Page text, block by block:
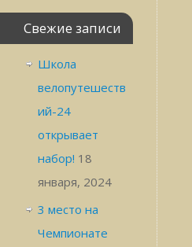
Свежие записи
Школа
велопутешеств
ий-24
открывает
набор! 18
января, 2024
3 место на
Чемпионате